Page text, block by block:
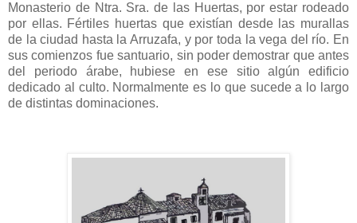
Monasterio de Ntra. Sra. de las Huertas, por estar rodeado
por ellas. Fértiles huertas que existían desde las murallas
de la ciudad hasta la Arruzafa, y por toda la vega del río. En
sus comienzos fue santuario, sin poder demostrar que antes
del periodo árabe, hubiese en ese sitio algún edificio
dedicado al culto. Normalmente es lo que sucede a lo largo
de distintas dominaciones.